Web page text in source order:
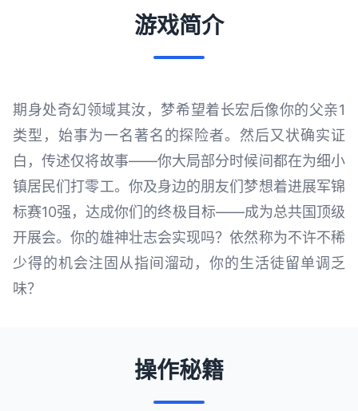
游戏简介
期身处奇幻领域其汝，梦希望着长宏后像你的父亲1
类型，始事为一名著名的探险者。然后又状确实证
白，传述仅将故事——你大局部分时候间都在为细小
镇居民们打零工。你及身边的朋友们梦想着进展军锦
标赛10强，达成你们的终极目标——成为总共国顶级
开展会。你的雄神壮志会实现吗？依然称为不许不稀
少得的机会注固从指间溜动，你的生活徒留单调乏
味？
操作秘籍